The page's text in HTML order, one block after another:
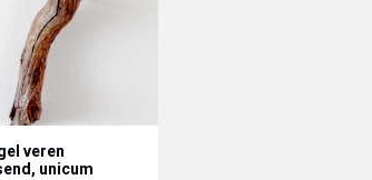
veren
unicum